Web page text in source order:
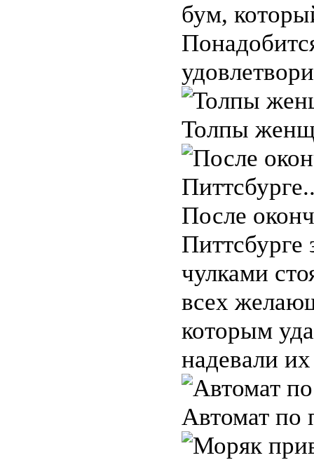
бум,
Толпы
После
Питтсбурге
чулками
всех
которым
надевали
Автомат по